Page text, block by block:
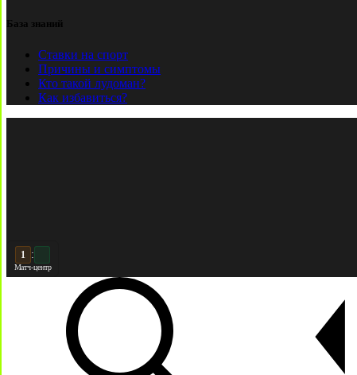
База знаний
Ставки на спорт
Причины и симптомы
Кто такой лудоман?
Как избавиться?
2 :
Матч-центр